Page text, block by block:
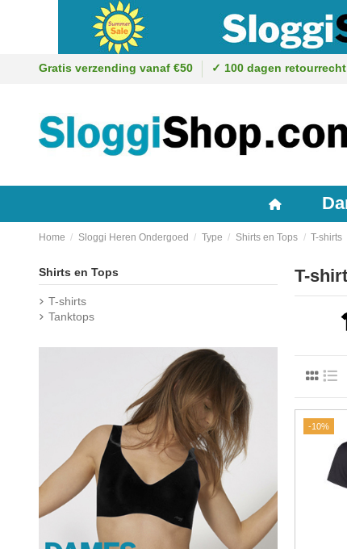
Gratis verzending vanaf €50 ✓ 100 dagen retourrecht
Home Sloggi Heren Ondergoed Type Shirts en Tops T-shirts
T-
-10%
Shirts en Tops
T-shirts
Tanktops